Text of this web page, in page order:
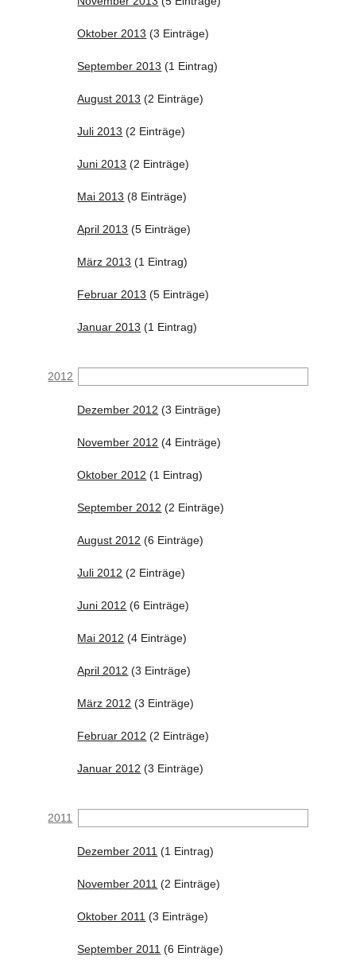
Oktober 2013 (3 Einträge)
September 2013 (1 Eintrag)
August 2013 (2 Einträge)
Juli 2013 (2 Einträge)
Juni 2013 (2 Einträge)
Mai 2013 (8 Einträge)
April 2013 (5 Einträge)
März 2013 (1 Eintrag)
Februar 2013 (5 Einträge)
Januar 2013 (1 Eintrag)
2012
Dezember 2012 (3 Einträge)
November 2012 (4 Einträge)
Oktober 2012 (1 Eintrag)
September 2012 (2 Einträge)
August 2012 (6 Einträge)
Juli 2012 (2 Einträge)
Juni 2012 (6 Einträge)
Mai 2012 (4 Einträge)
April 2012 (3 Einträge)
März 2012 (3 Einträge)
Februar 2012 (2 Einträge)
Januar 2012 (3 Einträge)
2011
Dezember 2011 (1 Eintrag)
November 2011 (2 Einträge)
Oktober 2011 (3 Einträge)
September 2011 (6 Einträge)